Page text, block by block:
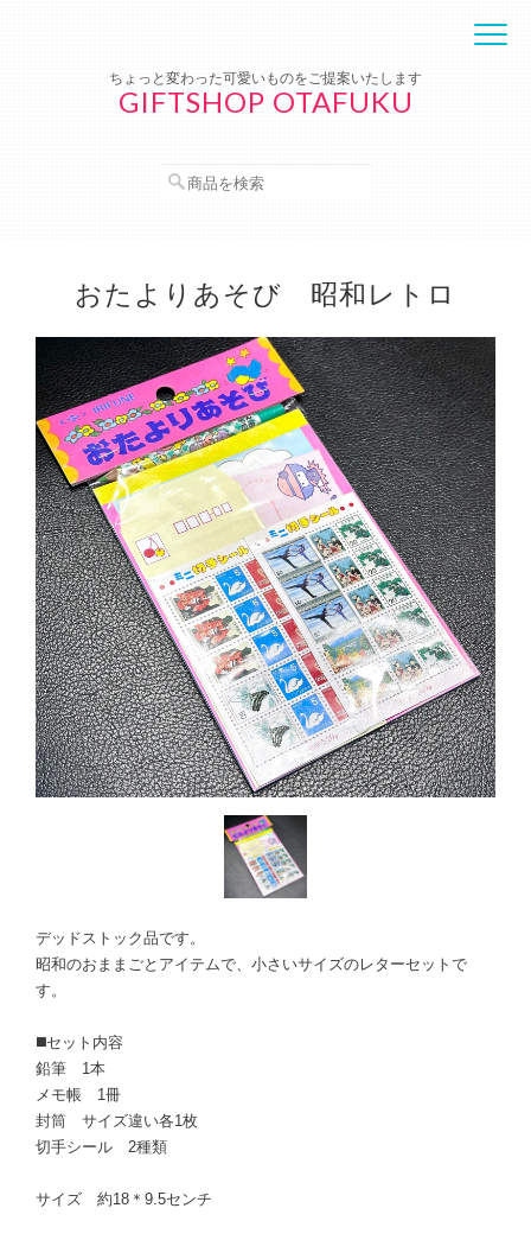
ちょっと変わった可愛いものをご提案いたします
GIFTSHOP OTAFUKU
おたよりあそび 昭和レトロ
デッドストック品です。
昭和のおままごとアイテムで、小さいサイズのレターセットで
す。
◼️セット内容
鉛筆 1本
メモ帳 1冊
封筒 サイズ違い各1枚
切手シール 2種類
サイズ 約18＊9.5センチ